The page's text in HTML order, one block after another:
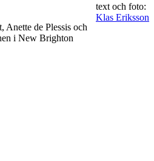
text och foto:
Klas Eriksson
Anette de Plessis och
i New Brighton